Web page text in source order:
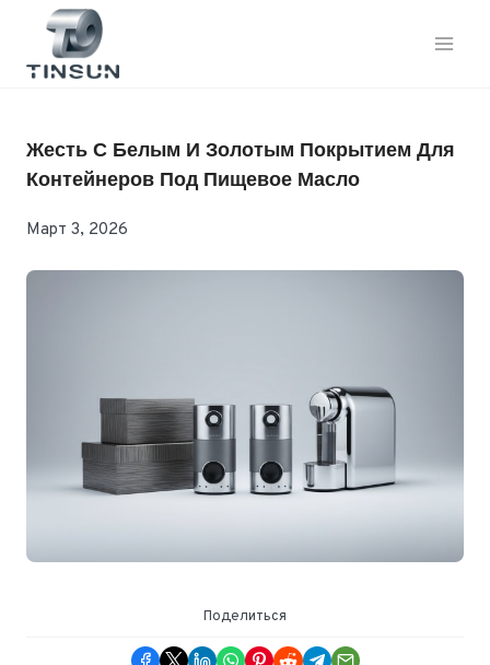
Перейти
контенту
Жесть С Белым И Золотым Покрытием Для
Контейнеров Под Пищевое Масло
Март 3, 2026
Поделиться